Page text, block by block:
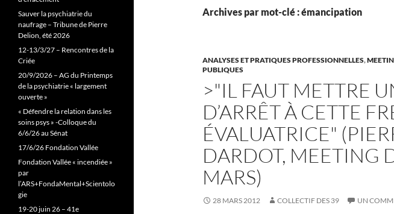
Archives par mot-clé : émancipation
ANALYSES ET PRATIQUES PROFESSIONNELLES,
PUBLIQUES
>"IL FAUT METTRE
D’ARRÊT À CETTE
ÉVALUATRICE"
DARDOT, MEETING
MARS)
28 MARS 2012 COLLECTIF DES 39 UN
Sauver la psychiatrie du
naufrage – Tribune de Pierre
Delion, été 2026
12-13/3/27 – Rencontres de la
Criée
20/9/2026 – AG du Printemps
de la psychiatrie « largement
ouverte »
« Défendre la relation dans les
soins psys » -Colloque du
6/6/26 au Sénat
17/6/26 Fondation Vallée
Fondation Vallée « incendiée »
par
l’ARS+FondaMental+Scientolo
gie
19-20 juin 26 – 41e